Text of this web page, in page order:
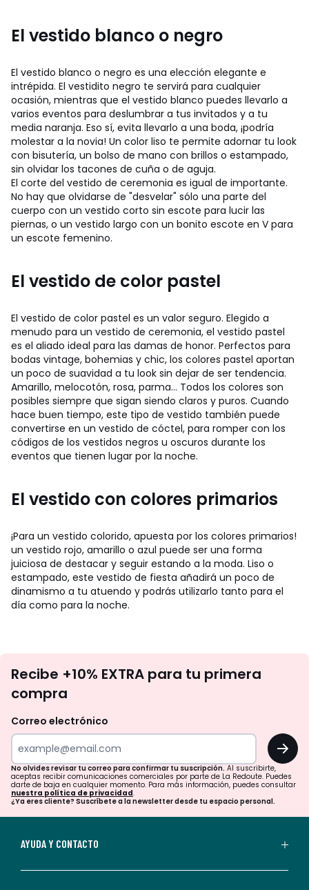
El vestido blanco o negro
El vestido blanco o negro es una elección elegante e
intrépida. El vestidito negro te servirá para cualquier
ocasión, mientras que el vestido blanco puedes llevarlo a
varios eventos para deslumbrar a tus invitados y a tu
media naranja. Eso sí, evita llevarlo a una boda, ¡podría
molestar a la novia! Un color liso te permite adornar tu look
con bisutería, un bolso de mano con brillos o estampado,
sin olvidar los tacones de cuña o de aguja.
El corte del vestido de ceremonia es igual de importante.
No hay que olvidarse de "desvelar" sólo una parte del
cuerpo con un vestido corto sin escote para lucir las
piernas, o un vestido largo con un bonito escote en V para
un escote femenino.
El vestido de color pastel
El vestido de color pastel es un valor seguro. Elegido a
menudo para un vestido de ceremonia, el vestido pastel
es el aliado ideal para las damas de honor. Perfectos para
bodas vintage, bohemias y chic, los colores pastel aportan
un poco de suavidad a tu look sin dejar de ser tendencia.
Amarillo, melocotón, rosa, parma... Todos los colores son
posibles siempre que sigan siendo claros y puros. Cuando
hace buen tiempo, este tipo de vestido también puede
convertirse en un vestido de cóctel, para romper con los
códigos de los vestidos negros u oscuros durante los
eventos que tienen lugar por la noche.
El vestido con colores primarios
¡Para un vestido colorido, apuesta por los colores primarios!
un vestido rojo, amarillo o azul puede ser una forma
juiciosa de destacar y seguir estando a la moda. Liso o
estampado, este vestido de fiesta añadirá un poco de
dinamismo a tu atuendo y podrás utilizarlo tanto para el
día como para la noche.
te
tu
para
confirmar
tu
suscripción.
aceptas
Recibe +10% EXTRA para tu primera
compra
Correo electrónico
OK
No olvides revisar tu correo para confirmar tu suscripción. Al suscribirte,
aceptas recibir comunicaciones comerciales por parte de La Redoute. Puedes
darte de baja en cualquier momento. Para más información, puedes consultar
nuestra política de privacidad.
¿Ya eres cliente? Suscríbete a la newsletter desde tu espacio personal.
AYUDA Y CONTACTO